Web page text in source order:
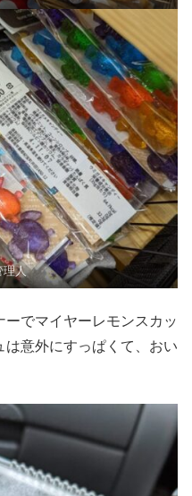
理人
でマイヤーレモンスカッ
は意外にすっぱくて、おい